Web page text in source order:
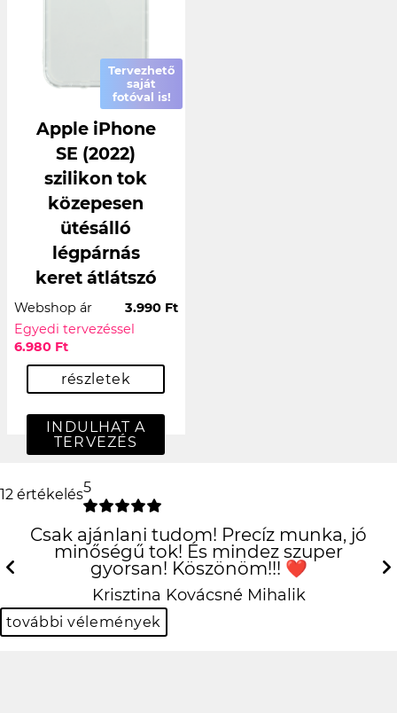
Tervezhető
saját
fotóval is!
Apple iPhone
SE (2022)
szilikon tok
közepesen
ütésálló
légpárnás
keret átlátszó
Webshop ár
3.990 Ft
Egyedi tervezéssel
6.980 Ft
részletek
INDULHAT A
TERVEZÉS
12 értékelés5
Csak ajánlani tudom! Precíz munka, jó
minőségű tok! És mindez szuper
gyorsan! Köszönöm!!! ❤️
Krisztina Kovácsné Mihalik
Previous
további vélemények